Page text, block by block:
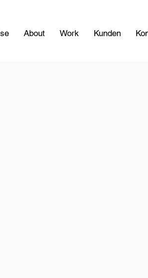
About Work Kunden